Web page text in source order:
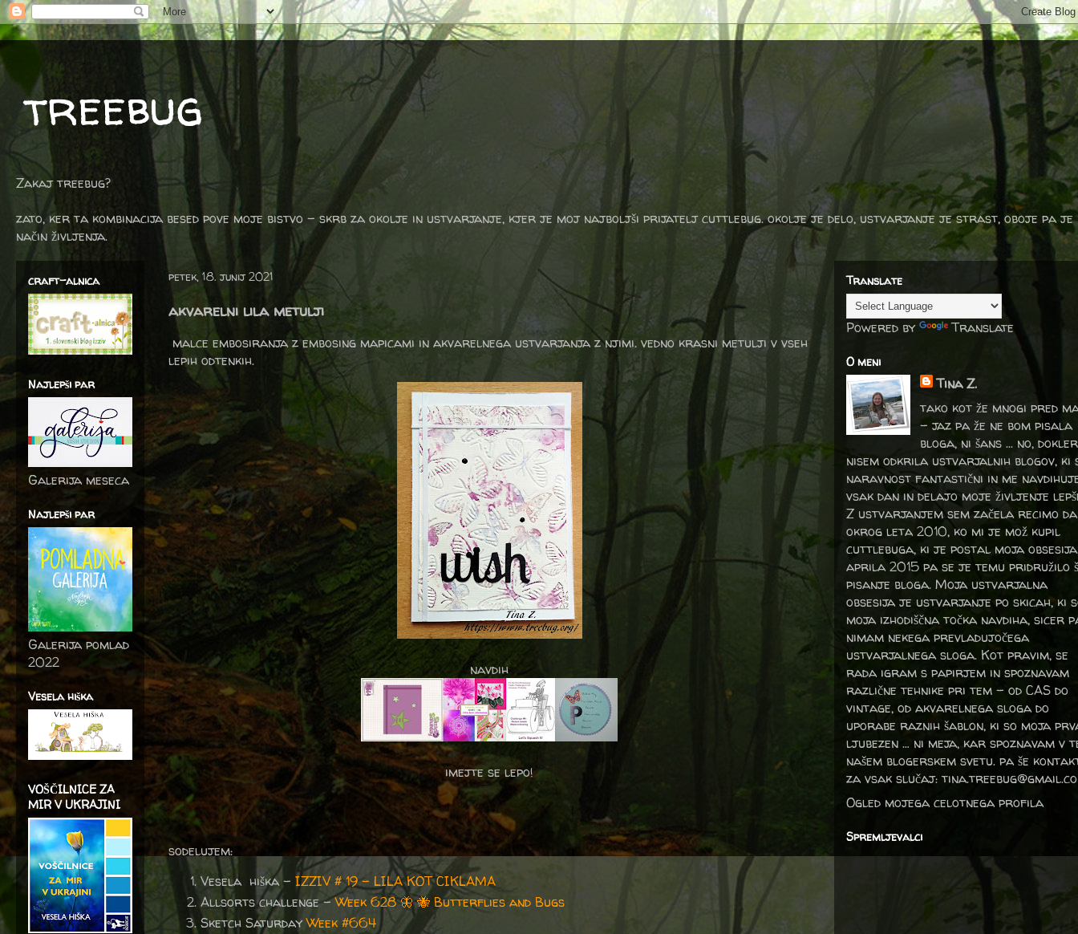
treebug
Zakaj treebug?
zato, ker ta kombinacija besed pove moje bistvo - skrb za okolje in ustvarjanje, kjer je moj najboljši prijatelj cuttlebug. okolje je delo, ustvarjanje je strast, oboje pa je
način življenja.
petek, 18. junij 2021
akvarelni lila metulji
malce embosiranja z embosing mapicami in akvarelnega ustvarjanja z njimi. vedno krasni metulji v vseh
lepih odtenkih.
navdih
imejte se lepo!
sodelujem:
Vesela hiška - IZZIV # 19 - LILA KOT CIKLAMA
Allsorts challenge -Week 628🦋 🐝 Butterflies and Bugs
Sketch SaturdayWeek #664
craft-alnica
Najlepši par
Galerija meseca
Najlepši par
Galerija pomlad
2022
Vesela hiška
VOŠČILNICE ZA
MIR V UKRAJINI
Translate
Powered by Translate
O meni
Tina Z.
tako kot že mnogi pred
- jaz pa že ne bom pisala
bloga, ni šans ... no, dokler
nisem odkrila ustvarjalnih blogov, ki
naravnost fantastični in me
vsak dan in delajo moje življenje
Z ustvarjanjem sem začela recimo da
okrog leta 2010, ko mi je mož kupil
cuttlebuga, ki je postal moja
aprila 2015 pa se je temu pridružilo
pisanje bloga. Moja ustvarjalna
obsesija je ustvarjanje po skicah, ki
moja izhodiščna točka navdiha, sicer
nimam nekega prevladujočega
ustvarjalnega sloga. Kot pravim, se
rada igram s papirjem in spoznavam
različne tehnike pri tem – od CAS do
vintage, od akvarelnega sloga do
uporabe raznih šablon, ki so moja
ljubezen … ni meja, kar spoznavam v
našem blogerskem svetu. pa še
za vsak slučaj:
Ogled mojega celotnega profila
Spremljevalci